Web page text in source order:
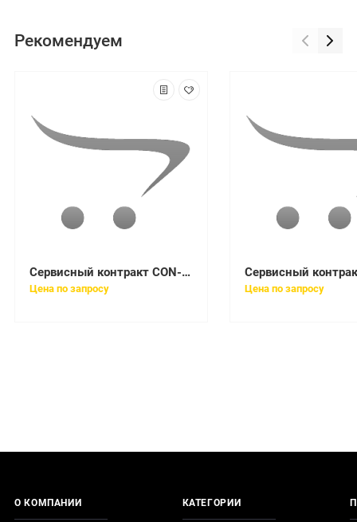
Рекомендуем
Сервисный контракт CON-SNT-CP7915
Цена по запросу Цена по запросу
О КОМПАНИИ КАТЕГОРИИ